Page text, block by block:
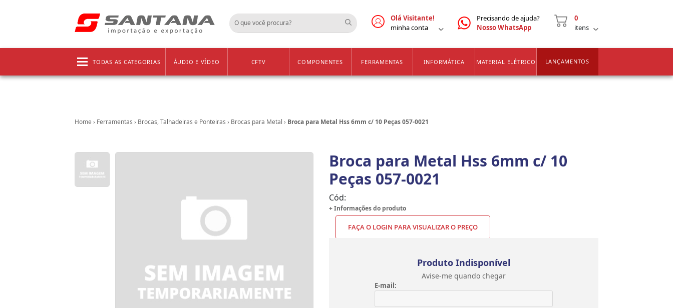
Olá Visitante!
minha conta
Precisando de ajuda?
Nosso WhatsApp
0
itens
TODAS AS CATEGORIAS ÁUDIO E VÍDEO CFTV COMPONENTES FERRAMENTAS INFORMÁTICA MATERIAL ELÉTRICO LANÇAMENTOS
Home › Ferramentas › Brocas, Talhadeiras e Ponteiras › Brocas para Metal › Broca para Metal Hss 6mm c/ 10 Peças 057-0021
Broca para Metal Hss 6mm c/ 10
Peças 057-0021
Cód:
+ Informações do produto
FAÇA O LOGIN PARA VISUALIZAR O PREÇO
Produto Indisponível
Avise-me quando chegar
E-mail: